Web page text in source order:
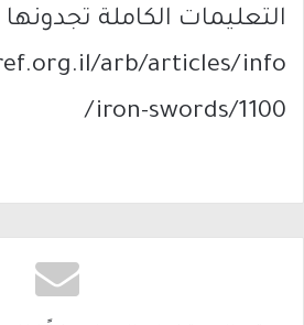
التعليمات الكاملة
arb/articles/info
/iron-swords/1100